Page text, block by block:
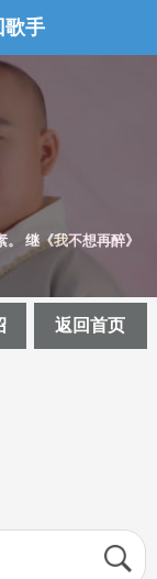
歌手
继《我不想再醉》
返回首页